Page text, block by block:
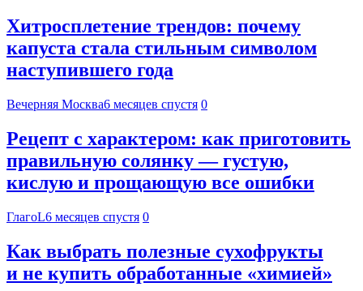
Хитросплетение трендов: почему
капуста стала стильным символом
наступившего года
Вечерняя Москва6 месяцев спустя 0
Рецепт с характером: как приготовить
правильную солянку — густую,
кислую и прощающую все ошибки
ГлагоL6 месяцев спустя 0
Как выбрать полезные сухофрукты
и не купить обработанные «химией»